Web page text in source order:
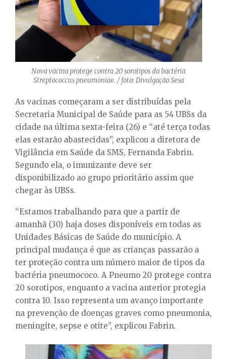
Nova vacina protege contra 20 sorotipos da bactéria
Streptococcus pneumoniae. / foto: Divulgação Sesa
As vacinas começaram a ser distribuídas pela
Secretaria Municipal de Saúde para as 54 UBSs da
cidade na última sexta-feira (26) e “até terça todas
elas estarão abastecidas”, explicou a diretora de
Vigilância em Saúde da SMS, Fernanda Fabrin.
Segundo ela, o imunizante deve ser
disponibilizado ao grupo prioritário assim que
chegar às UBSs.
“Estamos trabalhando para que a partir de
amanhã (30) haja doses disponíveis em todas as
Unidades Básicas de Saúde do município. A
principal mudança é que as crianças passarão a
ter proteção contra um número maior de tipos da
bactéria pneumococo. A Pneumo 20 protege contra
20 sorotipos, enquanto a vacina anterior protegia
contra 10. Isso representa um avanço importante
na prevenção de doenças graves como pneumonia,
meningite, sepse e otite”, explicou Fabrin.